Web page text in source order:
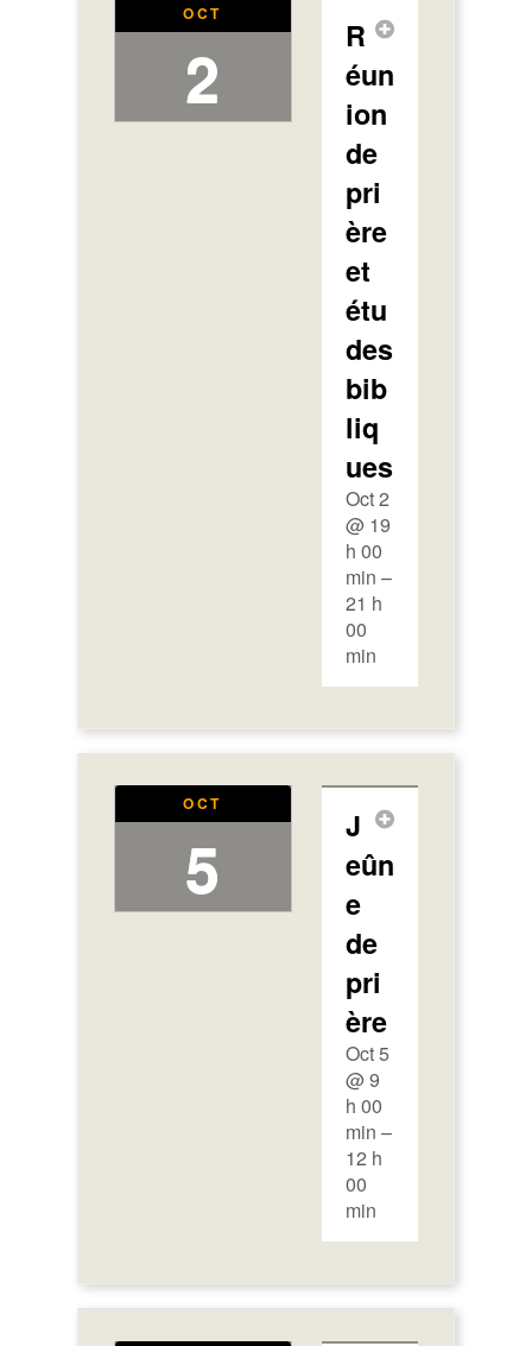
OCT
2
R
éun
ion
de
pri
ère
et
étu
des
bib
liq
ues
Oct 2
@ 19
h 00
min –
21 h
00
min
OCT
5
J
eûn
e
de
pri
ère
Oct 5
@ 9
h 00
min –
12 h
00
min